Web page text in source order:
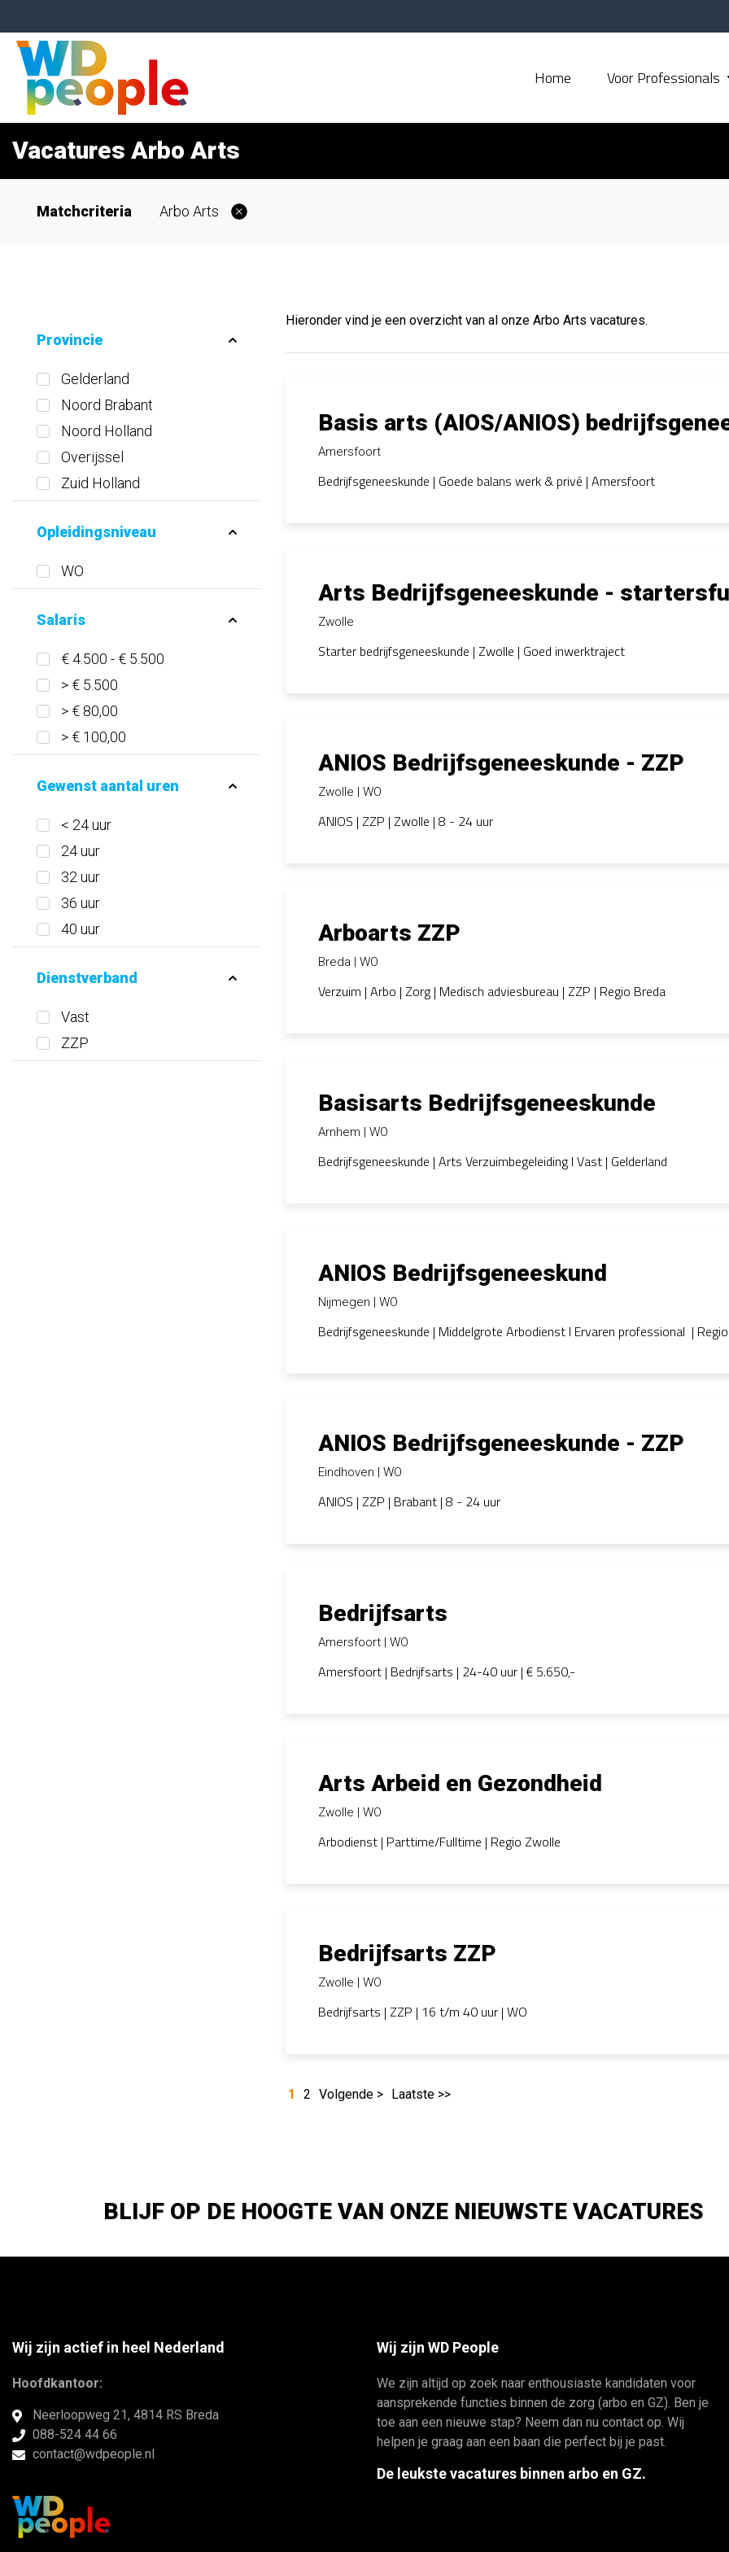
Home Voor Professionals
Vacatures Arbo Arts
Matchcriteria Arbo Arts
Provincie
Gelderland
Noord Brabant
Noord Holland
Overijssel
Zuid Holland
Opleidingsniveau
WO
Salaris
€ 4.500 - € 5.500
> € 5.500
> € 80,00
> € 100,00
Gewenst aantal uren
< 24 uur
24 uur
32 uur
36 uur
40 uur
Dienstverband
Vast
ZZP
Hieronder vind je een overzicht van al onze Arbo Arts vacatures.
Basis arts (AIOS/ANIOS)
Amersfoort
Bedrijfsgeneeskunde | Goede balans werk & privé | Amersfoort
Arts Bedrijfsgeneeskunde -
Zwolle
Starter bedrijfsgeneeskunde | Zwolle | Goed inwerktraject
ANIOS Bedrijfsgeneeskunde - ZZP
Zwolle WO
ANIOS | ZZP | Zwolle | 8 - 24 uur
Arboarts ZZP
Breda WO
Verzuim | Arbo | Zorg | Medisch adviesbureau | ZZP | Regio Breda
Basisarts Bedrijfsgeneeskunde
Arnhem WO
Bedrijfsgeneeskunde | Arts Verzuimbegeleiding l Vast | Gelderland
ANIOS Bedrijfsgeneeskund
Nijmegen WO
Bedrijfsgeneeskunde | Middelgrote Arbodienst l Ervaren professional |
ANIOS Bedrijfsgeneeskunde - ZZP
Eindhoven WO
ANIOS | ZZP | Brabant | 8 - 24 uur
Bedrijfsarts
Amersfoort WO
Amersfoort | Bedrijfsarts | 24-40 uur | € 5.650,-
Arts Arbeid en Gezondheid
Zwolle WO
Arbodienst | Parttime/Fulltime | Regio Zwolle
Bedrijfsarts ZZP
Zwolle WO
Bedrijfsarts | ZZP | 16 t/m 40 uur | WO
1 2 Volgende > Laatste >>
BLIJF OP DE HOOGTE VAN ONZE NIEUWSTE VACATURES
Wij zijn actief in heel Nederland
Hoofdkantoor:
Neerloopweg 21, 4814 RS Breda
088-524 44 66
contact@wdpeople.nl
Wij zijn WD People
We zijn altijd op zoek naar enthousiaste kandidaten voor
aansprekende functies binnen de zorg (arbo en GZ). Ben je
toe aan een nieuwe stap? Neem dan nu contact op. Wij
helpen je graag aan een baan die perfect bij je past.
De leukste vacatures binnen arbo en GZ.